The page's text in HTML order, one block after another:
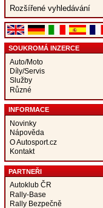
Rozšířené vyhledávání
SOUKROMÁ INZERCE
Auto/Moto
Díly/Servis
Služby
Různé
INFORMACE
Novinky
Nápověda
O Autosport.cz
Kontakt
PARTNEŘI
Autoklub ČR
Rally-Base
Rally Bezpečně